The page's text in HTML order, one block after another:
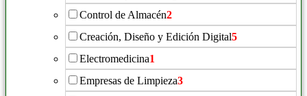
Control de Almacén2
Creación, Diseño y Edición Digital5
Electromedicina1
Empresas de Limpieza3